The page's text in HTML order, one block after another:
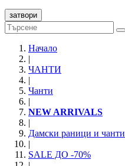
затвори
Начало
|
ЧАНТИ
|
Чанти
|
NEW ARRIVALS
|
Дамски раници и чанти
|
SALE ДО -70%